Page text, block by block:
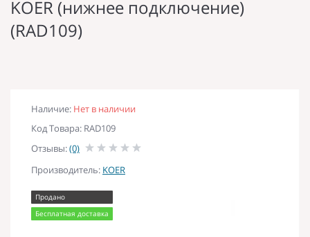
KOER (нижнее подключение)
(RAD109)
Наличие: Нет в наличии
Код Товара: RAD109
Отзывы:(0)
Производитель: KOER
Продано
Бесплатная доставка